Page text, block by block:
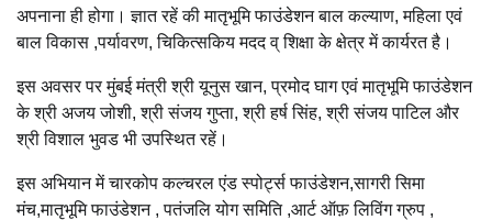
अपनाना ही होगा। ज्ञात रहें की मातृभूमि फाउंडेशन बाल कल्याण, महिला एवं
बाल विकास ,पर्यावरण, चिकित्सकिय मदद व् शिक्षा के क्षेत्र में कार्यरत है।
इस अवसर पर मुंबई मंत्री श्री यूनुस खान, प्रमोद घाग एवं मातृभूमि फाउंडेशन
के श्री अजय जोशी, श्री संजय गुप्ता, श्री हर्ष सिंह, श्री संजय पाटिल और
श्री विशाल भुवड भी उपस्थित रहें।
इस अभियान में चारकोप कल्चरल एंड स्पोर्ट्स फाउंडेशन,सागरी सिमा
मंच,मातृभूमि फाउंडेशन , पतंजलि योग समिति ,आर्ट ऑफ़ लिविंग ग्रुप ,